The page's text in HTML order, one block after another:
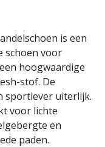
is een
schoen voor
hoogwaardige
stof. De
sportiever uiterlijk.
voor lichte
en
paden.